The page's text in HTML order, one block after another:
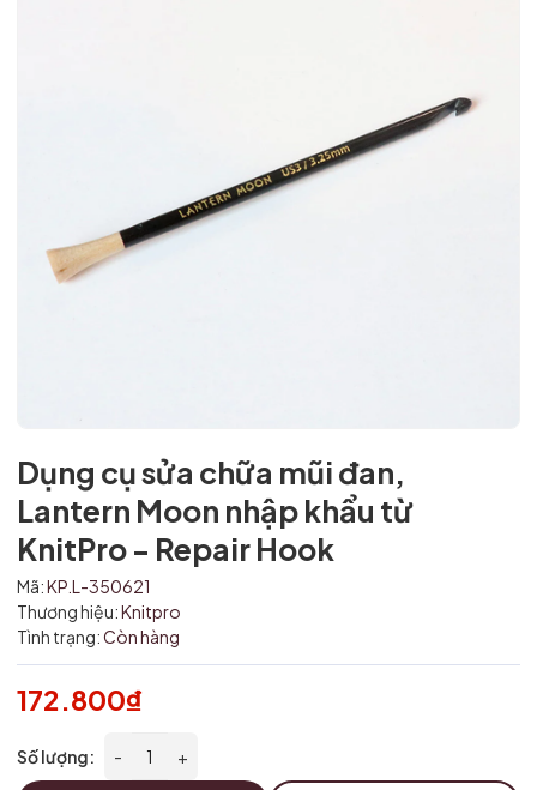
Dụng cụ sửa chữa mũi đan,
Lantern Moon nhập khẩu từ
KnitPro - Repair Hook
Mã:KP.L-350621
Thương hiệu:Knitpro
Tình trạng:Còn hàng
172.800₫
Số lượng: - +
Điều kiện: